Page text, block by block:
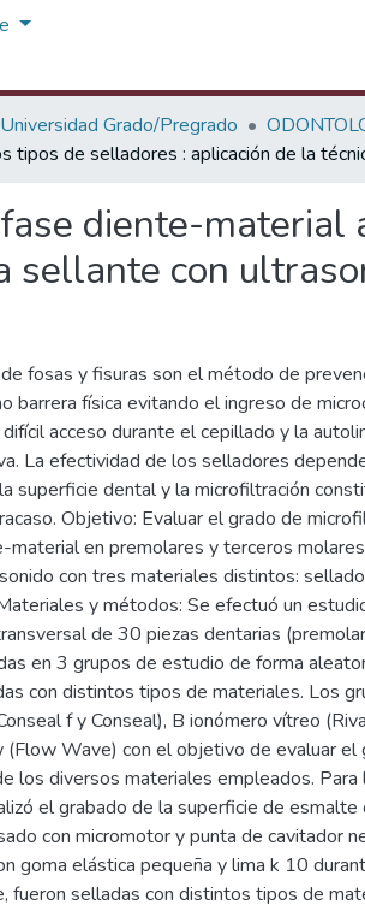
Universidad Grado/Pregrado
de selladores : aplicación de la
diente-material
sellante con
fosas y fisuras son el método de
barrera física evitando el ingreso de
acceso durante el cepillado y la
La efectividad de los selladores
superficie dental y la microfiltración
Objetivo: Evaluar el grado de
material en premolares y terceros
con tres materiales distintos:
y métodos: Se efectuó un
de 30 piezas dentarias
en 3 grupos de estudio de forma
con distintos tipos de materiales. Los
f y Conseal), B ionómero vítreo
Wave) con el objetivo de evaluar el
los diversos materiales empleados. Para
el grabado de la superficie de esmalte
con micromotor y punta de cavitador
goma elástica pequeña y lima k 10
fueron selladas con distintos tipos de